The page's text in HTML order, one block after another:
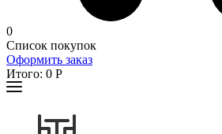
0
Список покупок
Оформить заказ
Итого: 0 Р